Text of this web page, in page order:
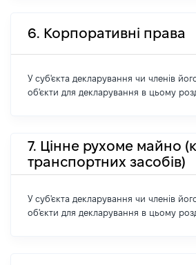
6. Корпоративні права
У суб'єкта декларування чи членів його
об'єкти для декларування в цьому
7. Цінне рухоме майно
транспортних засобів)
У суб'єкта декларування чи членів його
об'єкти для декларування в цьому